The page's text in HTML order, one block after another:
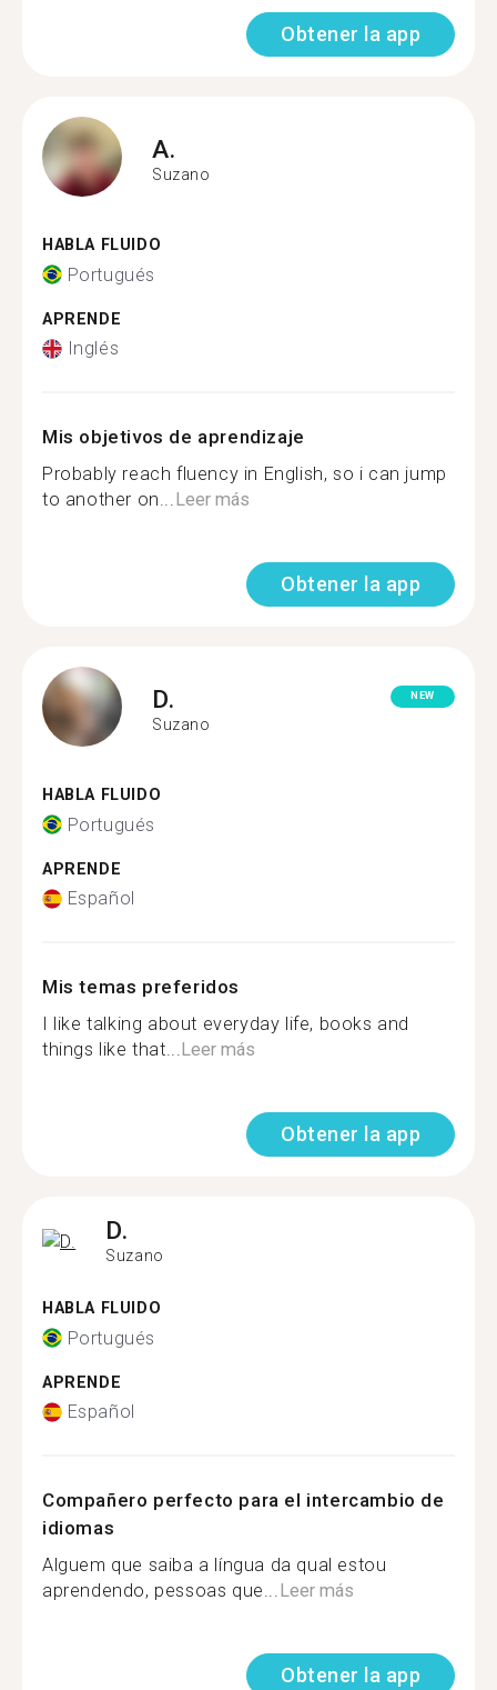
Obtener la app
A.
Suzano
HABLA FLUIDO
Portugués
APRENDE
Inglés
Mis objetivos de aprendizaje
Probably reach fluency in English, so i can jump
to another on...Leer más
Obtener la app
D.
Suzano
NEW
HABLA FLUIDO
Portugués
APRENDE
Español
Mis temas preferidos
I like talking about everyday life, books and
things like that...Leer más
Obtener la app
D.
Suzano
HABLA FLUIDO
Portugués
APRENDE
Español
Compañero perfecto para el intercambio de
idiomas
Alguem que saiba a língua da qual estou
aprendendo, pessoas que...Leer más
Obtener la app